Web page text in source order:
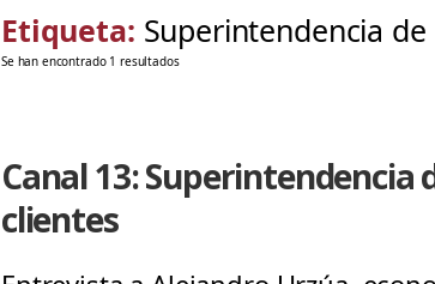
Etiqueta: Superintendencia de
Se han encontrado 1 resultados
Canal 13: Superintendencia
clientes